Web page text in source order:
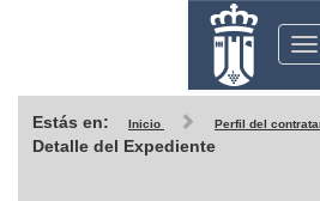
Estás en: Inicio Perfil del
Detalle del Expediente